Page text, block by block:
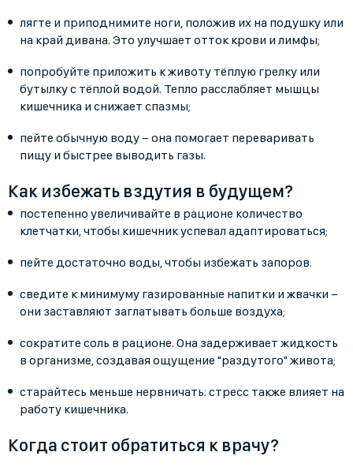
лягте и приподнимите ноги, положив их на подушку или
на край дивана. Это улучшает отток крови и лимфы;
попробуйте приложить к животу тёплую грелку или
бутылку с тёплой водой. Тепло расслабляет мышцы
кишечника и снижает спазмы;
пейте обычную воду − она помогает переваривать
пищу и быстрее выводить газы.
Как избежать вздутия в будущем?
постепенно увеличивайте в рационе количество
клетчатки, чтобы кишечник успевал адаптироваться;
пейте достаточно воды, чтобы избежать запоров.
сведите к минимуму газированные напитки и жвачки −
они заставляют заглатывать больше воздуха;
сократите соль в рационе. Она задерживает жидкость
в организме, создавая ощущение "раздутого" живота;
старайтесь меньше нервничать: стресс также влияет на
работу кишечника.
Когда стоит обратиться к врачу?